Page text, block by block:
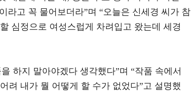
라고 꼭 물어보더라”며 “오늘은 신세경 씨가 참
심정으로 여성스럽게 차려입고 왔는데 세경
하지 말아야겠다 생각했다”며 “작품 속에서
려 내가 뭘 어떻게 할 수가 없었다”고 설명했